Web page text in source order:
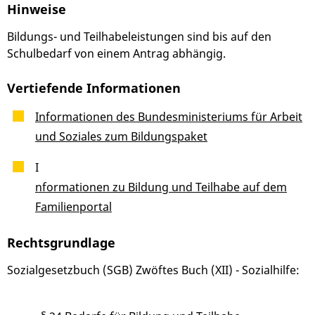
Hinweise
Bildungs- und Teilhabeleistungen sind bis auf den
Schulbedarf von einem Antrag abhängig.
Vertiefende Informationen
Informationen des Bundesministeriums für Arbeit
und Soziales zum Bildungspaket
I
nformationen zu Bildung und Teilhabe auf dem
Familienportal
Rechtsgrundlage
Sozialgesetzbuch (SGB) Zwöftes Buch (XII) - Sozialhilfe: